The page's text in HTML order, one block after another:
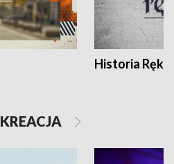
Historia Ręką